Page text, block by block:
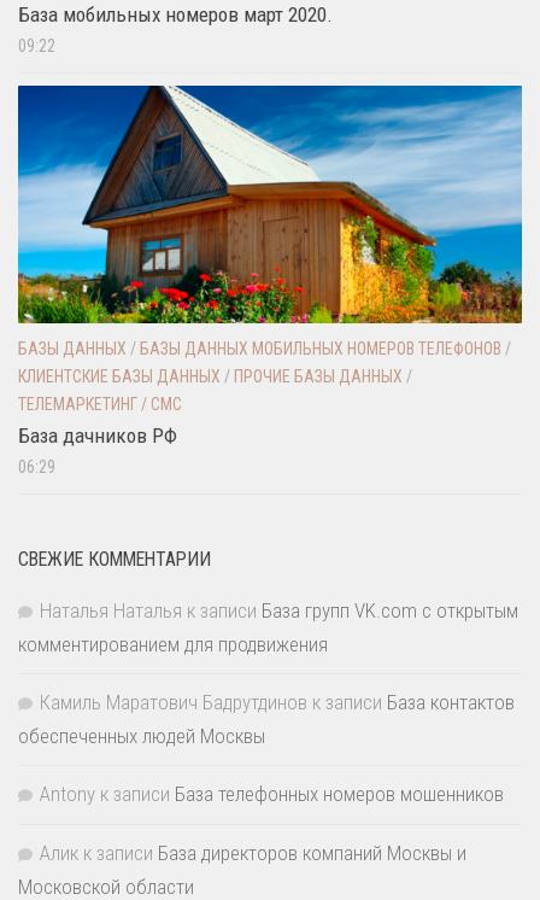
База мобильных номеров март 2020.
09:22
БАЗЫ ДАННЫХ /БАЗЫ ДАННЫХ МОБИЛЬНЫХ НОМЕРОВ ТЕЛЕФОНОВ /
КЛИЕНТСКИЕ БАЗЫ ДАННЫХ / ПРОЧИЕ БАЗЫ ДАННЫХ /
ТЕЛЕМАРКЕТИНГ / СМС
База дачников РФ
06:29
СВЕЖИЕ КОММЕНТАРИИ
Наталья Наталья к записи База групп VK.com с открытым
комментированием для продвижения
Камиль Маратович Бадрутдинов к записи База контактов
обеспеченных людей Москвы
Antony к записи База телефонных номеров мошенников
Алик к записи База директоров компаний Москвы и
Московской области